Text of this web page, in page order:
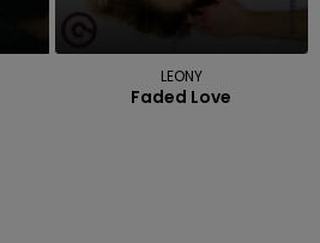
LEONY
Faded Love